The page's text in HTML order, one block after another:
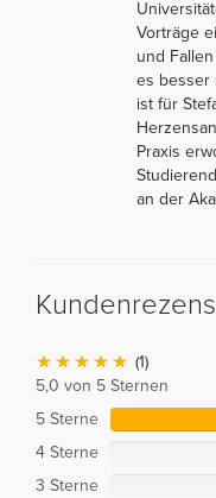
Vorträge
und
es besser
ist für
Praxis
an der
(1)
5,0 von 5 Sternen
5 Sterne
4 Sterne
3 Sterne